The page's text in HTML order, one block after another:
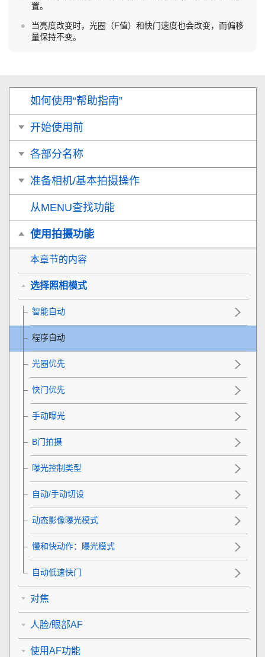
置。
当亮度改变时，光圈（F值）和快门速度也会改变，而偏移
量保持不变。
如何使用“帮助指南”
开始使用前
各部分名称
准备相机/基本拍摄操作
从MENU查找功能
使用拍摄功能
本章节的内容
选择照相模式
智能自动
程序自动
光圈优先
快门优先
手动曝光
B门拍摄
曝光控制类型
自动/手动切设
动态影像曝光模式
慢和快动作：曝光模式
自动低速快门
对焦
人脸/眼部AF
使用AF功能